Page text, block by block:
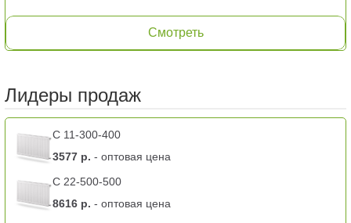
Смотреть
Лидеры продаж
C 11-300-400
3577 р. - оптовая цена
C 22-500-500
8616 р. - оптовая цена